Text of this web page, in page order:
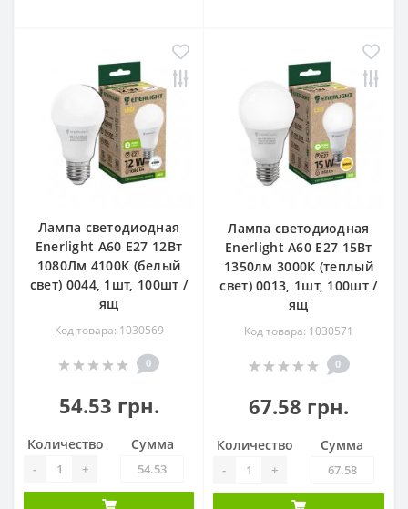
Лампа светодиодная
Enerlight А60 Е27 12Вт
1080Лм 4100К (белый
свет) 0044, 1шт, 100шт /
ящ
Код товара: 1030569
0
54.53 грн.
Количество
- +
Сумма
Лампа светодиодная
Enerlight А60 Е27 15Вт
1350лм 3000К (теплый
свет) 0013, 1шт, 100шт /
ящ
Код товара: 1030571
0
67.58 грн.
Количество
- +
Сумма